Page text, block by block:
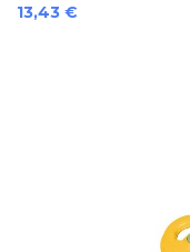
Precio
13,43 €